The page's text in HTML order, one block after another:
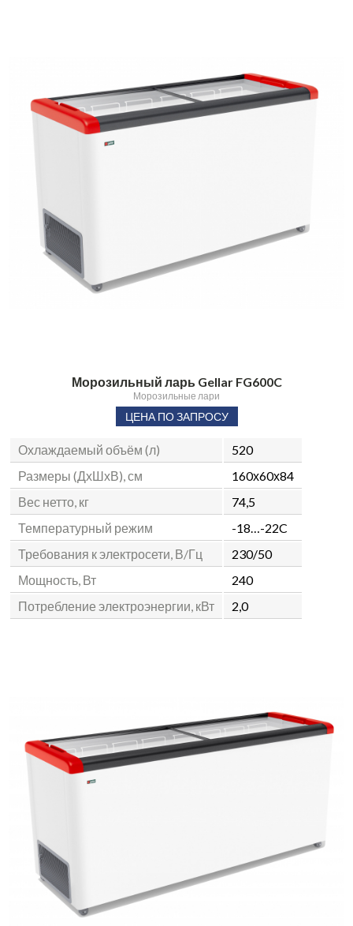
Морозильный ларь Gellar FG600C
Морозильные лари
ЦЕНА ПО ЗАПРОСУ
Охлаждаемый объём (л)
520
Размеры (ДхШхВ), см
160х60х84
Вес нетто, кг
74,5
Температурный режим
-18…-22C
Требования к электросети, В/Гц
230/50
Мощность, Вт
240
Потребление электроэнергии, кВт
2,0